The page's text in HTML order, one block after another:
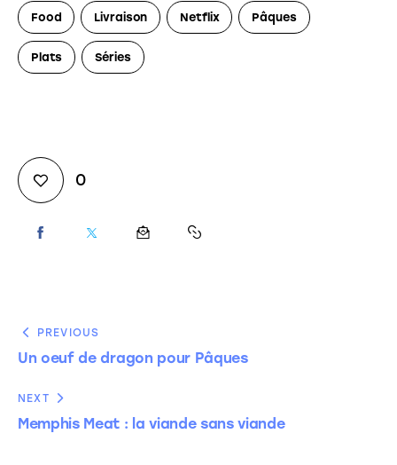
Food Livraison Netflix Pâques
Plats Séries
0
PREVIOUS
Un oeuf de dragon pour Pâques
NEXT
Memphis Meat : la viande sans viande